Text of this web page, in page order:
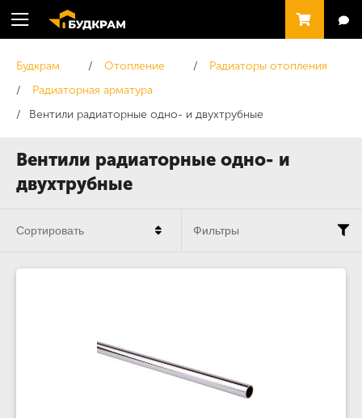
Вентили радиаторные одно- и
двухтрубные
Будкрам Отопление
Радиаторы отопления
Радиаторная арматура
Вентили радиаторные одно- и двухтрубные
Сортировать Фильтры